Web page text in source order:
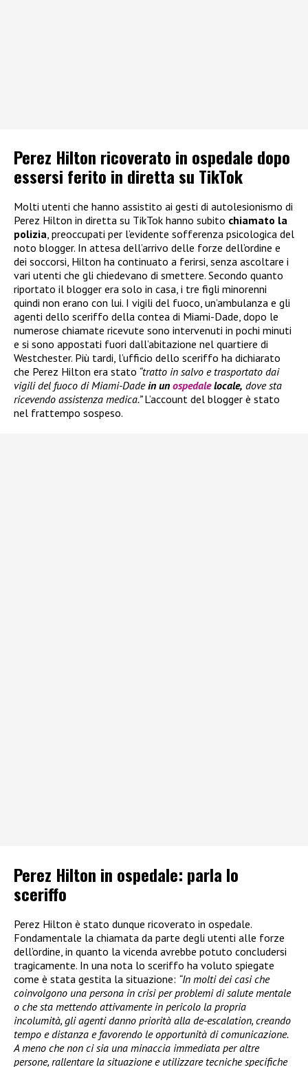
Perez Hilton ricoverato in ospedale dopo
essersi ferito in diretta su TikTok
Molti utenti che hanno assistito ai gesti di autolesionismo di
Perez Hilton in diretta su TikTok hanno subito chiamato la
polizia, preoccupati per l’evidente sofferenza psicologica del
noto blogger. In attesa dell’arrivo delle forze dell’ordine e
dei soccorsi, Hilton ha continuato a ferirsi, senza ascoltare i
vari utenti che gli chiedevano di smettere. Secondo quanto
riportato il blogger era solo in casa, i tre figli minorenni
quindi non erano con lui. I vigili del fuoco, un’ambulanza e gli
agenti dello sceriffo della contea di Miami-Dade, dopo le
numerose chiamate ricevute sono intervenuti in pochi minuti
e si sono appostati fuori dall’abitazione nel quartiere di
Westchester. Più tardi, l’ufficio dello sceriffo ha dichiarato
che Perez Hilton era stato “tratto in salvo e trasportato dai
vigili del fuoco di Miami-Dadein un ospedalelocale, dove sta
ricevendo assistenza medica.”L’account del blogger è stato
nel frattempo sospeso.
Perez Hilton in ospedale: parla lo
sceriffo
Perez Hilton è stato dunque ricoverato in ospedale.
Fondamentale la chiamata da parte degli utenti alle forze
dell’ordine, in quanto la vicenda avrebbe potuto concludersi
tragicamente. In una nota lo sceriffo ha voluto spiegate
come è stata gestita la situazione: “In molti dei casi che
coinvolgono una persona in crisi per problemi di salute mentale
o che sta mettendo attivamente in pericolo la propria
incolumità, gli agenti danno priorità alla de-escalation, creando
tempo e distanza e favorendo le opportunità di comunicazione.
A meno che non ci sia una minaccia immediata per altre
persone, rallentare la situazione e utilizzare tecniche specifiche